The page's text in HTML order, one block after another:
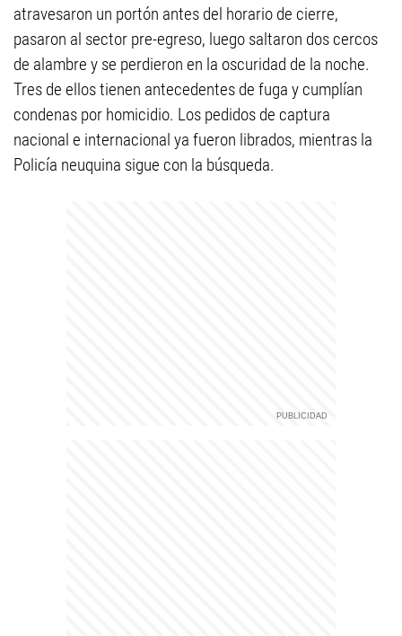
atravesaron un portón antes del horario de cierre,
pasaron al sector pre-egreso, luego saltaron dos cercos
de alambre y se perdieron en la oscuridad de la noche.
Tres de ellos tienen antecedentes de fuga y cumplían
condenas por homicidio. Los pedidos de captura
nacional e internacional ya fueron librados, mientras la
Policía neuquina sigue con la búsqueda.